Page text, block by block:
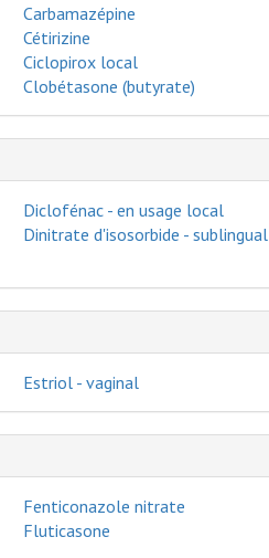
Carbamazépine
Cétirizine
Ciclopirox local
Clobétasone (butyrate)
Diclofénac - en usage local
Dinitrate d'isosorbide - sublingual
Estriol - vaginal
Fenticonazole nitrate
Fluticasone